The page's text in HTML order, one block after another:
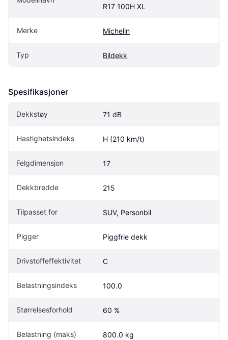
R17 100H XL
Merke Michelin
Typ Bildekk
Spesifikasjoner
Dekkstøy 71 dB
Hastighetsindeks H (210 km/t)
Felgdimensjon 17
Dekkbredde 215
Tilpasset for SUV, Personbil
Pigger Piggfrie dekk
Drivstoffeffektivitet C
Belastningsindeks 100.0
Størrelsesforhold 60 %
Belastning (maks) 800.0 kg